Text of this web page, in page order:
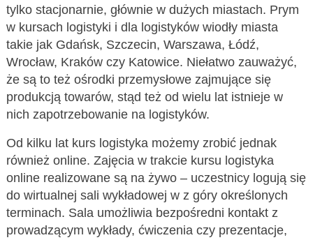
tylko stacjonarnie, głównie w dużych miastach. Prym
w kursach logistyki i dla logistyków wiodły miasta
takie jak Gdańsk, Szczecin, Warszawa, Łódź,
Wrocław, Kraków czy Katowice. Niełatwo zauważyć,
że są to też ośrodki przemysłowe zajmujące się
produkcją towarów, stąd też od wielu lat istnieje w
nich zapotrzebowanie na logistyków.
Od kilku lat kurs logistyka możemy zrobić jednak
również online. Zajęcia w trakcie kursu logistyka
online realizowane są na żywo – uczestnicy logują się
do wirtualnej sali wykładowej w z góry określonych
terminach. Sala umożliwia bezpośredni kontakt z
prowadzącym wykłady, ćwiczenia czy prezentacje,